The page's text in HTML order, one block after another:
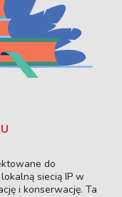
do
siecią IP w
i konserwację. Ta